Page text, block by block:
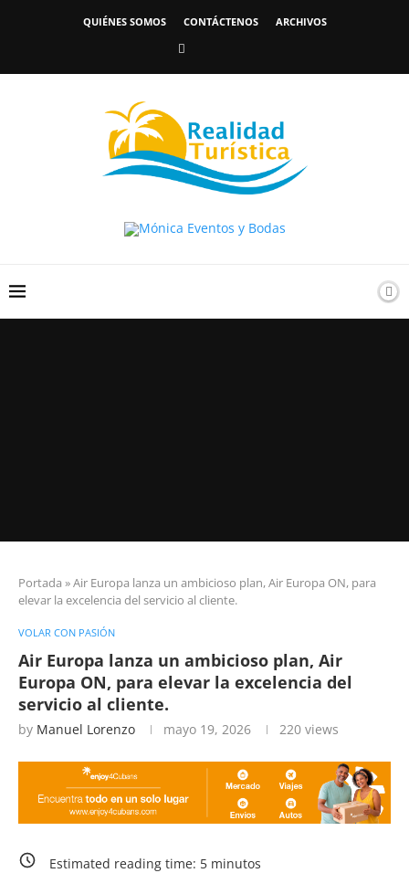
QUIÉNES SOMOS CONTÁCTENOS ARCHIVOS
Portada »Air Europa lanza un ambicioso plan, Air Europa ON, para
elevar la excelencia del servicio al cliente.
VOLAR CON PASIÓN
Air Europa lanza un ambicioso plan, Air
Europa ON, para elevar la excelencia del
servicio al cliente.
by Manuel Lorenzo mayo 19, 2026 220 views
Estimated reading time: 5 minutos